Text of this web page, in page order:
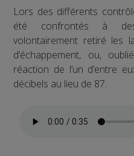
Lors des différents
été confrontés à
volontairement retiré les
d’échappement, ou,
réaction de l’un d’entre
décibels au lieu de 87.